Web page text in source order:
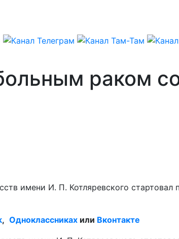
раком
имени И. П. Котляревского
, Одноклассниках или Вконтакте